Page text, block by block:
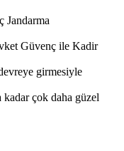
Jandarma
Güvenç ile Kadir
girmesiyle
kadar çok daha güzel